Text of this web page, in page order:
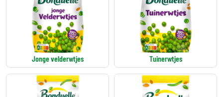
Jonge velderwtjes Tuinerwtjes